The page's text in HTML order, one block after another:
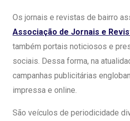
Os jornais e revistas de bairro
Associação de Jornais e
também portais noticiosos e
sociais. Dessa forma, na
campanhas publicitárias
impressa e online.
São veículos de periodicidade